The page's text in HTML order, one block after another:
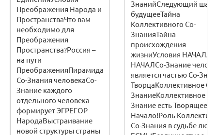
Преображения Народа и
ПространстваЧто вам
необходимо для
Преображения
Пространства?Россия –
на пути
ПреображенияПирамида
Со-Знания человекаСо-
Знание каждого
отдельного человека
формирует ЭГРЕГОР
НародаВыстраивание
новой структуры страны
ЗнанийСледующий шаг в
будущееТайна
Коллективного Со-
ЗнанияТайна
происхождения
жизниУсловия НАЧАЛА
НАЧАЛСо-Знание
является частью Со-
ТворцаКоллективное Со-
ЗнаниеКоллективное Со-
Знание есть Творящее
Начало!Роль
Со-Знания в судьбе